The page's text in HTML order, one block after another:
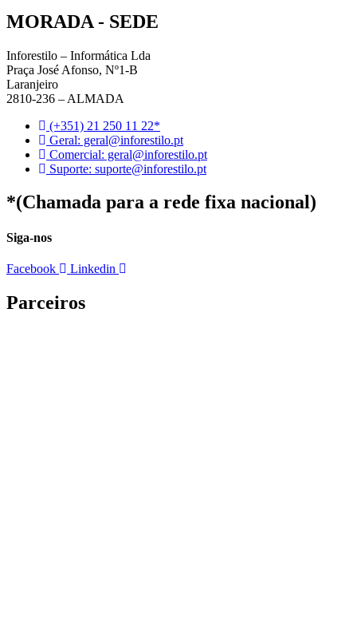
MORADA - SEDE
Inforestilo – Informática Lda
Praça José Afonso, Nº1-B
Laranjeiro
2810-236 – ALMADA
(+351) 21 250 11 22*
Geral: geral@inforestilo.pt
Comercial: geral@inforestilo.pt
Suporte: suporte@inforestilo.pt
*(Chamada para a rede fixa nacional)
Siga-nos
Facebook Linkedin
Parceiros